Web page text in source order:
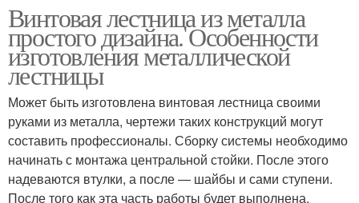
Винтовая лестница из металла
простого дизайна. Особенности
изготовления металлической
лестницы
Может быть изготовлена винтовая лестница своими
руками из металла, чертежи таких конструкций могут
составить профессионалы. Сборку системы необходимо
начинать с монтажа центральной стойки. После этого
надеваются втулки, а после — шайбы и сами ступени.
После того как эта часть работы будет выполнена,